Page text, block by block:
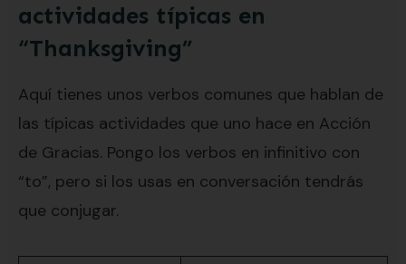
actividades típicas en
“Thanksgiving”
Aquí tienes unos verbos comunes que hablan de
las típicas actividades que uno hace en Acción
de Gracias. Pongo los verbos en infinitivo con
“to”, pero si los usas en conversación tendrás
que conjugar.